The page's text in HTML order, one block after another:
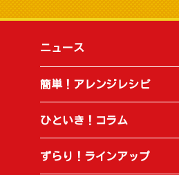
ニュース
簡単！アレンジレシピ
ひといき！コラム
ずらり！ラインアップ